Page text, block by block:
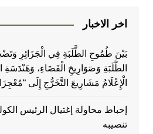
اخر الاخبار
بَيْنَ طُمُوحِ الطَّلَبَةِ فِي الْجَزَائِرِ
الطَّلَبَةِ وَصَوَارِيخِ الْفَضَاءِ،
الْإِعْلَامُ مَشَارِيعَ التَّخَرُّجِ إِلَى
إحباط محاولة إغتيال الرئيس
تنصيبه